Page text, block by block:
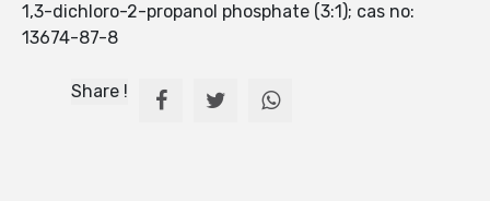
1,3-dichloro-2-propanol phosphate (3:1); cas no:
13674-87-8
Share !